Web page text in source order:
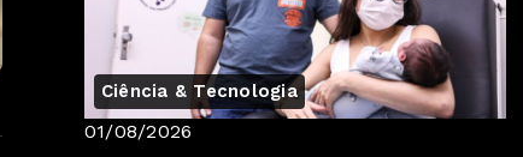
Ciência & Tecnologia
01/08/2026